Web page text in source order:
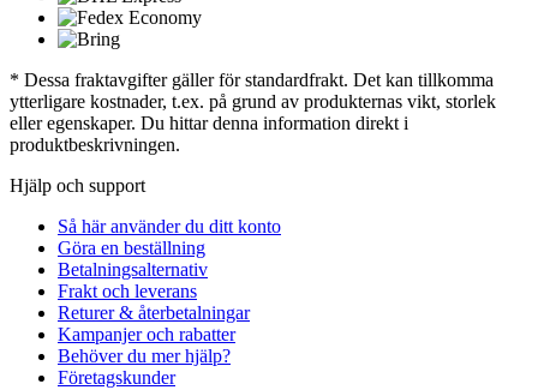
* Dessa fraktavgifter gäller för standardfrakt. Det kan tillkomma
ytterligare kostnader, t.ex. på grund av produkternas vikt, storlek
eller egenskaper. Du hittar denna information direkt i
produktbeskrivningen.
Hjälp och support
Så här använder du ditt konto
Göra en beställning
Betalningsalternativ
Frakt och leverans
Returer & återbetalningar
Kampanjer och rabatter
Behöver du mer hjälp?
Företagskunder